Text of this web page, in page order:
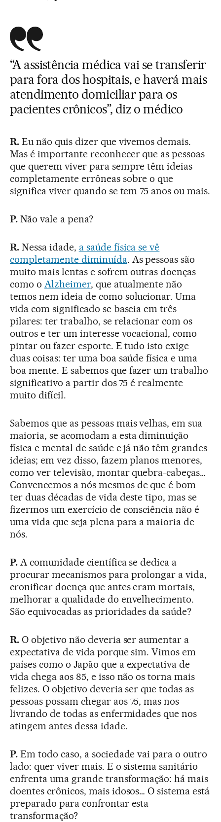
“A assistência médica vai se transferir
para fora dos hospitais, e haverá mais
atendimento domiciliar para os
pacientes crônicos”, diz o médico
R. Eu não quis dizer que vivemos demais.
Mas é importante reconhecer que as pessoas
que querem viver para sempre têm ideias
completamente errôneas sobre o que
significa viver quando se tem 75 anos ou mais.
P. Não vale a pena?
R. Nessa idade, a saúde física se vê
completamente diminuída. As pessoas são
muito mais lentas e sofrem outras doenças
como o Alzheimer, que atualmente não
temos nem ideia de como solucionar. Uma
vida com significado se baseia em três
pilares: ter trabalho, se relacionar com os
outros e ter um interesse vocacional, como
pintar ou fazer esporte. E tudo isto exige
duas coisas: ter uma boa saúde física e uma
boa mente. E sabemos que fazer um trabalho
significativo a partir dos 75 é realmente
muito difícil.
Sabemos que as pessoas mais velhas, em sua
maioria, se acomodam a esta diminuição
física e mental de saúde e já não têm grandes
ideias; em vez disso, fazem planos menores,
como ver televisão, montar quebra-cabeças…
Convencemos a nós mesmos de que é bom
ter duas décadas de vida deste tipo, mas se
fizermos um exercício de consciência não é
uma vida que seja plena para a maioria de
nós.
P. A comunidade científica se dedica a
procurar mecanismos para prolongar a vida,
cronificar doença que antes eram mortais,
melhorar a qualidade do envelhecimento.
São equivocadas as prioridades da saúde?
R. O objetivo não deveria ser aumentar a
expectativa de vida porque sim. Vimos em
países como o Japão que a expectativa de
vida chega aos 85, e isso não os torna mais
felizes. O objetivo deveria ser que todas as
pessoas possam chegar aos 75, mas nos
livrando de todas as enfermidades que nos
atingem antes dessa idade.
P. Em todo caso, a sociedade vai para o outro
lado: quer viver mais. E o sistema sanitário
enfrenta uma grande transformação: há mais
doentes crônicos, mais idosos… O sistema está
preparado para confrontar esta
transformação?